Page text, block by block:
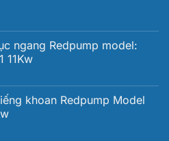
ngang Redpump model:
11Kw
khoan Redpump Model